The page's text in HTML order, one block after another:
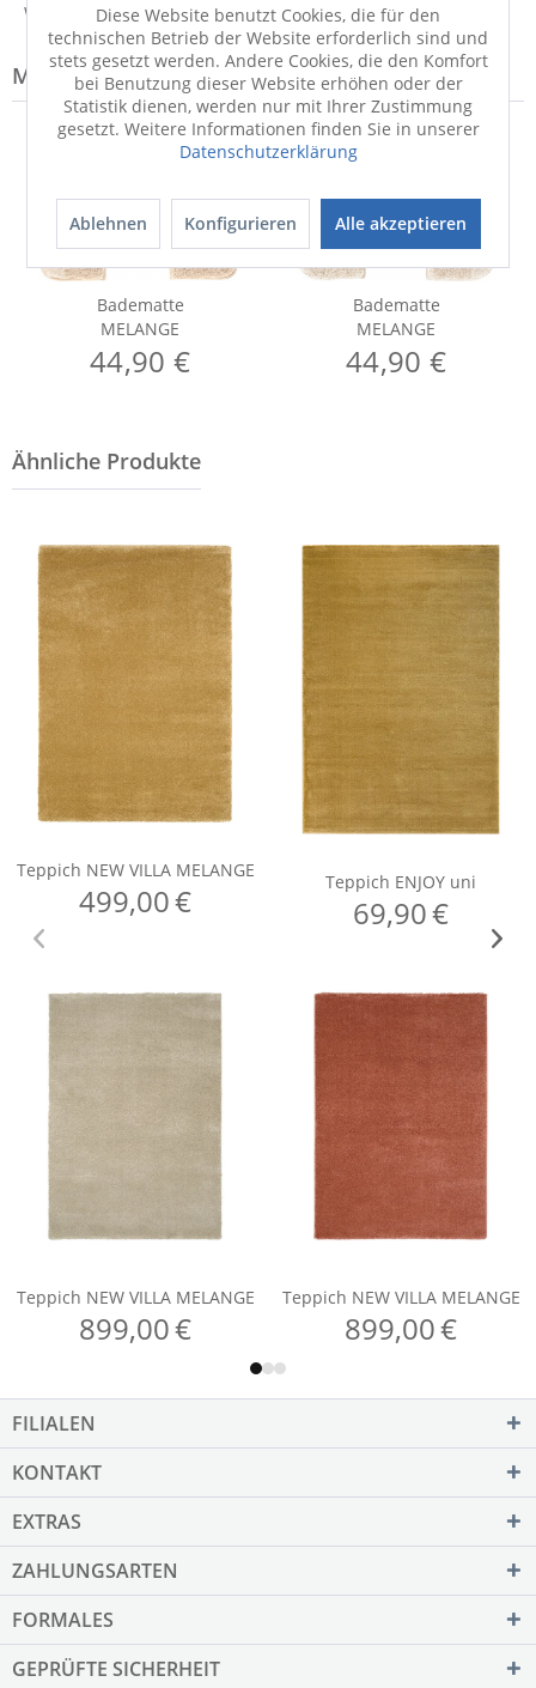
Weitere Informationen zum Versand...
Modell-Familie: MELANGE
Badematte
MELANGE
44,90 €
Badematte
MELANGE
44,90 €
FILIALEN
KONTAKT
EXTRAS
ZAHLUNGSARTEN
FORMALES
GEPRÜFTE SICHERHEIT
Diese Website benutzt Cookies, die für den
technischen Betrieb der Website erforderlich sind und
stets gesetzt werden. Andere Cookies, die den Komfort
bei Benutzung dieser Website erhöhen oder der
Statistik dienen, werden nur mit Ihrer Zustimmung
gesetzt. Weitere Informationen finden Sie in unserer
Datenschutzerklärung
Ablehnen Konfigurieren Alle akzeptieren